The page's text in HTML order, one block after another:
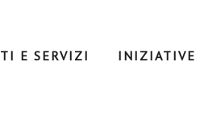
E SERVIZI INIZIATIVE